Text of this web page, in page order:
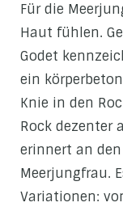
Für die
Haut fühlen.
Godet
ein
Knie in den
Rock dezenter
erinnert an
Meerjungfrau.
Variationen: